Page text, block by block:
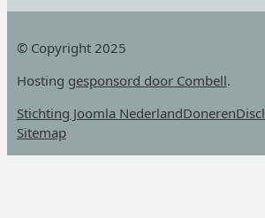
© Copyright 2025
Hosting gesponsord door Combell.
Stichting Joomla NederlandDoneren
Sitemap